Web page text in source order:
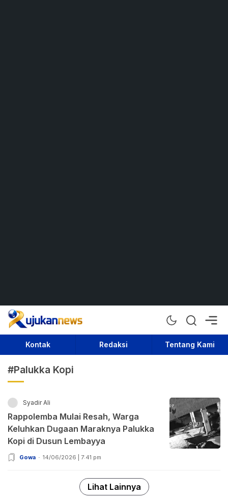
Rujukan News
Satu Rujukan Sejuta Informasi
Kontak Redaksi Tentang Kami
#Palukka Kopi
Syadir Ali
Rappolemba Mulai Resah, Warga
Keluhkan Dugaan Maraknya Palukka
Kopi di Dusun Lembayya
Gowa 14/06/2026 | 7:41 pm
Lihat Lainnya